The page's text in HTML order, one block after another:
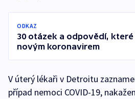
ODKAZ
30 otázek a odpovědí, které
novým koronavirem
V úterý lékaři v Detroitu
případ nemoci COVID-19,